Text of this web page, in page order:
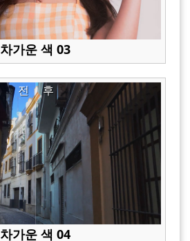
차가운 색 03
후
전
차가운 색 04